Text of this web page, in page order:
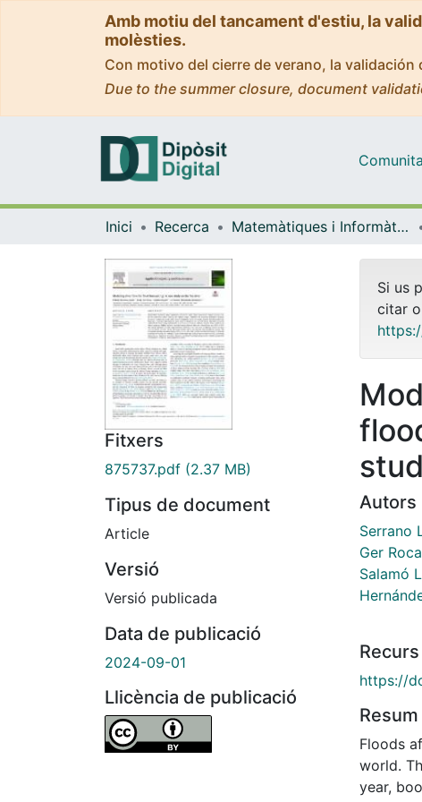
Amb motiu del tancament d'estiu, la
molèsties.
Con motivo del cierre de verano, la
Due to the summer closure, document
Inici Recerca Matemàtiques i Informàtica
Fitxers
875737.pdf (2.37 MB)
Tipus de document
Article
Versió
Versió publicada
Data de publicació
2024-09-01
Llicència de publicació
Si us
citar
Autors
Serrano
Ger
Salamó
https://
Resum
Floods
world.
year,